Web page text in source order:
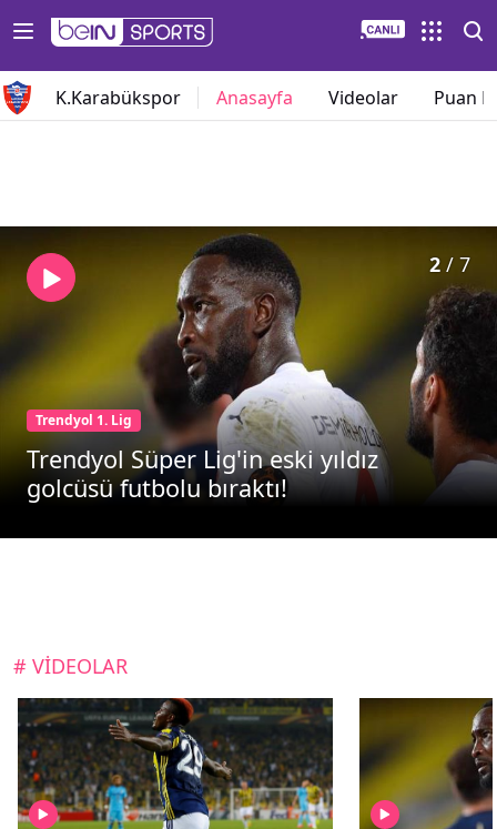
K.Karabükspor Anasayfa Videolar Puan
2 / 7
Trendyol 1. Lig
Trendyol Süper Lig'in eski yıldız
golcüsü futbolu bıraktı!
# VİDEOLAR